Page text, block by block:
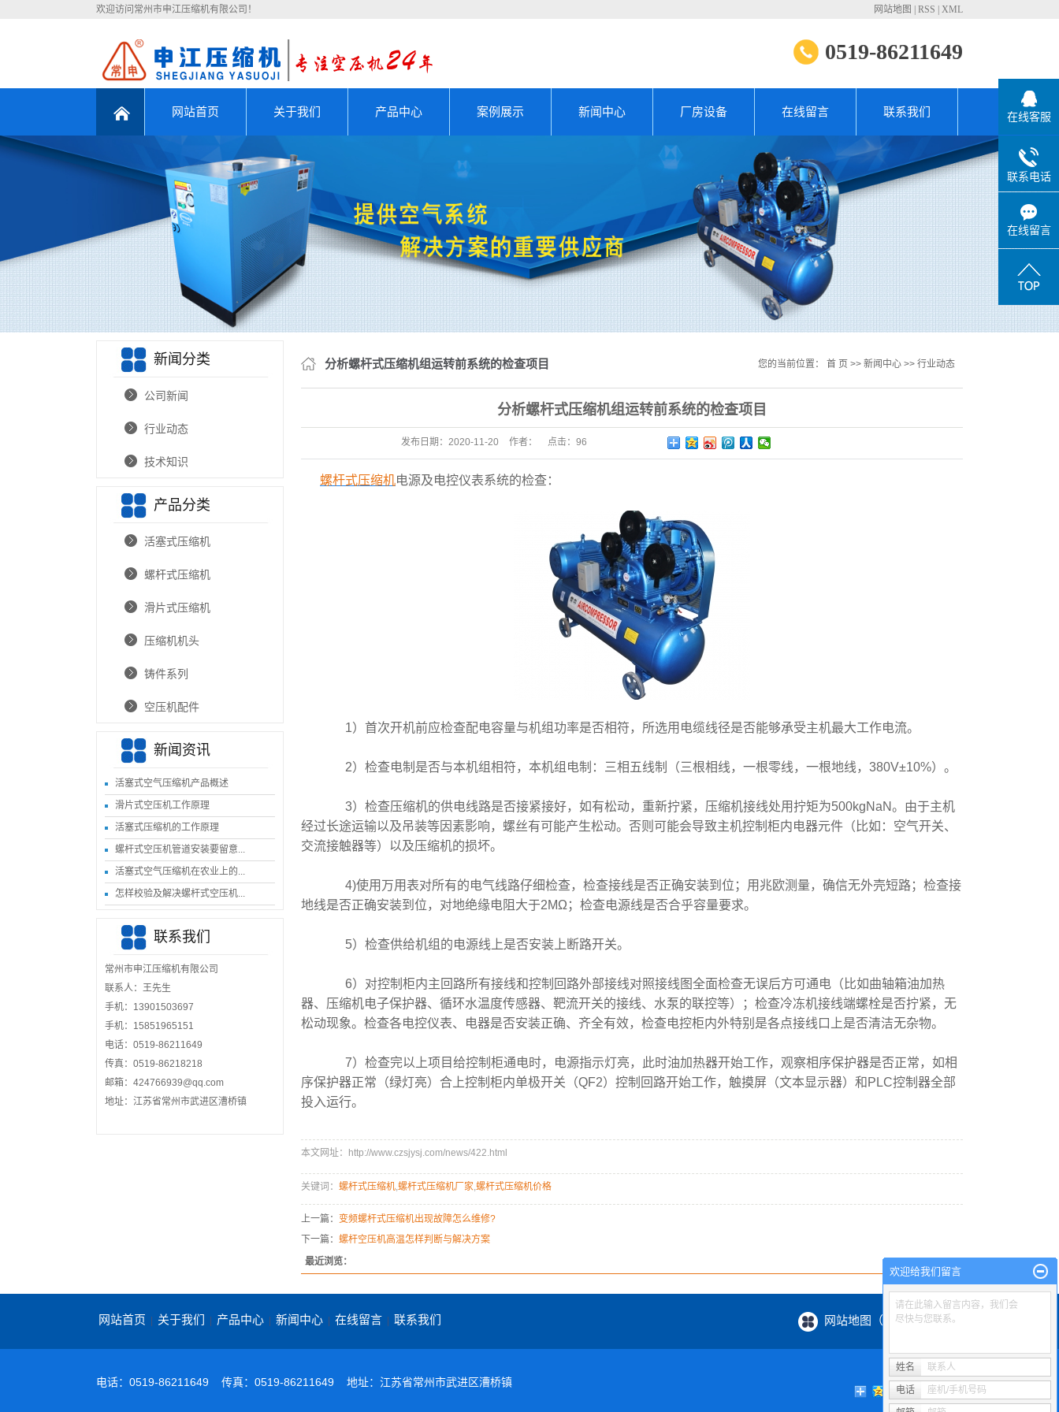
欢迎访问常州市申江压缩机有限公司！ 网站地图 RSS XML
0519-86211649
网站首页 关于我们
公司简介
联系我们
产品中心
滑片式压缩机
压缩机机头
铸件系列
空压机配件
案例展示 新闻中心 厂房设备 在线留言 联系我们
新闻分类
公司新闻
行业动态
技术知识
产品分类
活塞式压缩机
螺杆式压缩机
滑片式压缩机
压缩机机头
铸件系列
空压机配件
新闻资讯
活塞式空气压缩机产品概述
滑片式空压机工作原理
活塞式压缩机的工作原理
螺杆式空压机管道安装要留意...
活塞式空气压缩机在农业上的...
怎样校验及解决螺杆式空压机...
联系我们
常州市申江压缩机有限公司
联系人：王先生
手机：‭13901503697
手机：15851965151
电话：0519-86211649
传真：0519-86218218
邮箱：424766939@qq.com
地址：江苏省常州市武进区漕桥镇
分析螺杆式压缩机组运转前系统的检查项目 您的当前位置： 首 页 >> 新闻中心 >> 行业动态
分析螺杆式压缩机组运转前系统的检查项目
发布日期： 2020-11-20 作者： 点击： 96
螺杆式压缩机电源及电控仪表系统的检查：
1）首次开机前应检查配电容量与机组功率是否相符，所选用电缆线径是否能够承受主机最大工作电流。
2）检查电制是否与本机组相符，本机组电制：三相五线制（三根相线，一根零线，一根地线，380V±10%）。
3）检查压缩机的供电线路是否接紧接好，如有松动，重新拧紧，压缩机接线处用拧矩为500kgNaN。由于主机
经过长途运输以及吊装等因素影响，螺丝有可能产生松动。否则可能会导致主机控制柜内电器元件（比如：空气开关、
交流接触器等）以及压缩机的损坏。
4)使用万用表对所有的电气线路仔细检查，检查接线是否正确安装到位；用兆欧测量，确信无外壳短路；检查接
地线是否正确安装到位，对地绝缘电阻大于2MΩ；检查电源线是否合乎容量要求。
5）检查供给机组的电源线上是否安装上断路开关。
6）对控制柜内主回路所有接线和控制回路外部接线对照接线图全面检查无误后方可通电（比如曲轴箱油加热
器、压缩机电子保护器、循环水温度传感器、靶流开关的接线、水泵的联控等）；检查冷冻机接线端螺栓是否拧紧，无
松动现象。检查各电控仪表、电器是否安装正确、齐全有效，检查电控柜内外特别是各点接线口上是否清洁无杂物。
7）检查完以上项目给控制柜通电时，电源指示灯亮，此时油加热器开始工作，观察相序保护器是否正常，如相
序保护器正常（绿灯亮）合上控制柜内单极开关（QF2）控制回路开始工作，触摸屏（文本显示器）和PLC控制器全部
投入运行。
本文网址：http://www.czsjysj.com/news/422.html
关键词： 螺杆式压缩机,螺杆式压缩机厂家,螺杆式压缩机价格
上一篇： 变频螺杆式压缩机出现故障怎么维修?
下一篇： 螺杆空压机高温怎样判断与解决方案
最近浏览：
网站首页 关于我们 产品中心 新闻中心 在线留言 联系我们 网站地图（XML / HTML）
电话：0519-86211649 传真：0519-86211649 地址：江苏省常州市武进区漕桥镇
在线客服
联系电话
在线留言
欢迎给我们留言
请在此输入留言内容，我们会
尽快与您联系。
姓名 联系人
电话 座机/手机号码